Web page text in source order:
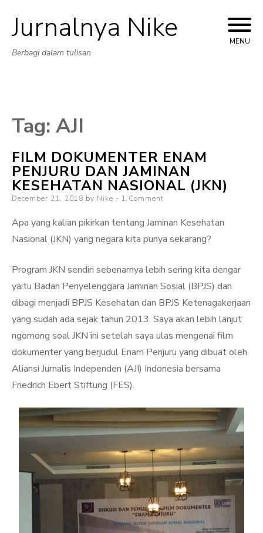
Skip
Jurnalnya Nike
Berbagi dalam tulisan
MENU
Tag: AJI
FILM DOKUMENTER ENAM
PENJURU DAN JAMINAN
KESEHATAN NASIONAL (JKN)
Posted
December 21, 2018 by Nike 1 Comment
Apa yang kalian pikirkan tentang Jaminan Kesehatan
Nasional (JKN) yang negara kita punya sekarang?
Program JKN sendiri sebenarnya lebih sering kita dengar
yaitu Badan Penyelenggara Jaminan Sosial (BPJS) dan
dibagi menjadi BPJS Kesehatan dan BPJS Ketenagakerjaan
yang sudah ada sejak tahun 2013. Saya akan lebih lanjut
ngomong soal JKN ini setelah saya ulas mengenai film
dokumenter yang berjudul Enam Penjuru yang dibuat oleh
Aliansi Jurnalis Independen (AJI) Indonesia bersama
Friedrich Ebert Stiftung (FES).